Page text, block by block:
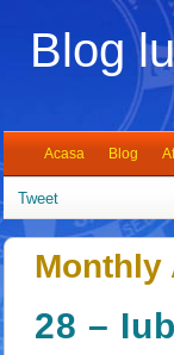
Blog
Acasa Blog
Tweet
Monthly
28 –